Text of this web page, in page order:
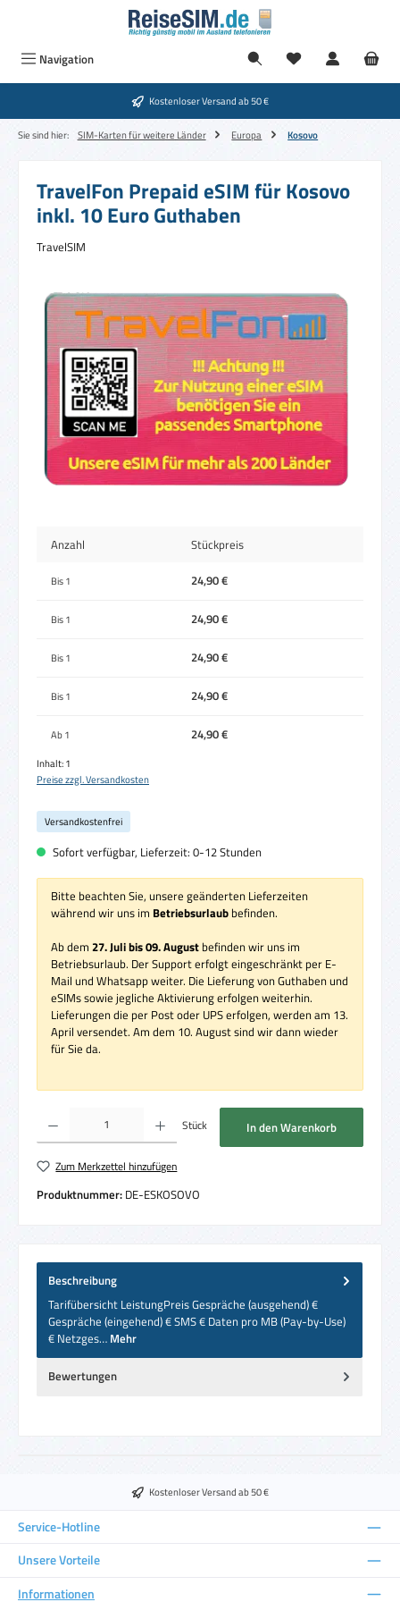
Zum Hauptinhalt springen
Navigation
Kostenloser Versand ab 50 €
Sie sind hier: SIM-Karten für weitere Länder Europa Kosovo
TravelFon Prepaid eSIM für Kosovo
inkl. 10 Euro Guthaben
TravelSIM
Bildergalerie überspringen
Anzahl Stückpreis
Bis1 24,90 €
Bis1 24,90 €
Bis1 24,90 €
Bis1 24,90 €
Ab1 24,90 €
Inhalt:1
Preise zzgl. Versandkosten
Versandkostenfrei
Sofort verfügbar, Lieferzeit: 0-12 Stunden
Bitte beachten Sie, unsere geänderten Lieferzeiten
während wir uns im Betriebsurlaub befinden.
Ab dem 27. Juli bis 09. August befinden wir uns im
Betriebsurlaub. Der Support erfolgt eingeschränkt per E-
Mail und Whatsapp weiter. Die Lieferung von Guthaben und
eSIMs sowie jegliche Aktivierung erfolgen weiterhin.
Lieferungen die per Post oder UPS erfolgen, werden am 13.
April versendet. Am dem 10. August sind wir dann wieder
für Sie da.
Produkt Anzahl: Gib den gewünschten Wert ein oder benutze die Schaltflächen um
Stück In den Warenkorb
Zum Merkzettel hinzufügen
Produktnummer: DE-ESKOSOVO
Beschreibung
Tarifübersicht LeistungPreis Gespräche (ausgehend) €
Gespräche (eingehend) € SMS € Daten pro MB (Pay-by-Use)
€ Netzges… Mehr
Bewertungen
Kostenloser Versand ab 50 €
Service-Hotline
Unsere Vorteile
Informationen